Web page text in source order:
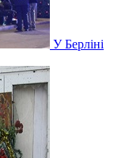
У Берліні